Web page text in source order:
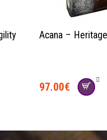
Acana –
97.00€